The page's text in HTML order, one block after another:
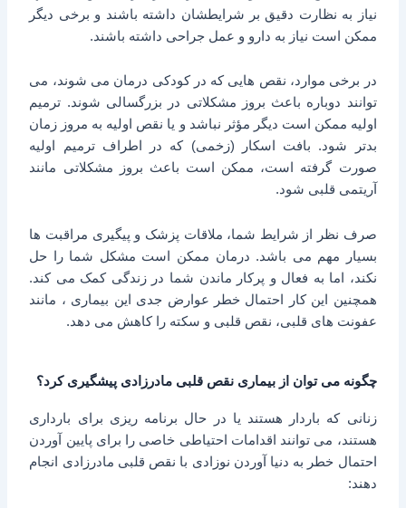
نیاز به نظارت دقیق بر شرایطشان داشته باشند و برخی دیگر
ممکن است نیاز به دارو و عمل جراحی داشته باشند.
در برخی موارد، نقص هایی که در کودکی درمان می شوند، می
توانند دوباره باعث بروز مشکلاتی در بزرگسالی شوند. ترمیم
اولیه ممکن است دیگر مؤثر نباشد و یا نقص اولیه به مروز زمان
بدتر شود. بافت اسکار (زخمی) که در اطراف ترمیم اولیه
صورت گرفته است، ممکن است باعث بروز مشکلاتی مانند
آریتمی قلبی شود.
صرف نظر از شرایط شما، ملاقات پزشک و پیگیری مراقبت ها
بسیار مهم می باشد. درمان ممکن است مشکل شما را حل
نکند، اما به فعال و پرکار ماندن شما در زندگی کمک می کند.
همچنین این کار احتمال خطر عوارض جدی این بیماری ، مانند
عفونت های قلبی، نقص قلبی و سکته را کاهش می دهد.
چگونه می توان از بیماری نقص قلبی مادرزادی پیشگیری کرد؟
زنانی که باردار هستند یا در حال برنامه ریزی برای بارداری
هستند، می توانند اقدامات احتیاطی خاصی را برای پایین آوردن
احتمال خطر به دنیا آوردن نوزادی با نقص قلبی مادرزادی انجام
دهند: